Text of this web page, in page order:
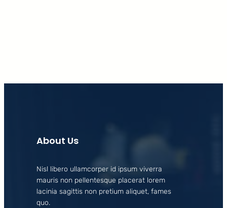
About Us
Nisl libero ullamcorper id ipsum viverra
mauris non pellentesque placerat lorem
lacinia sagittis non pretium aliquet, fames
quo.